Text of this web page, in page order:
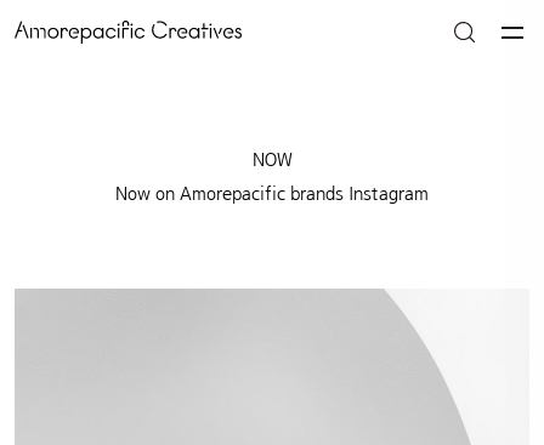
NOW
Now on Amorepacific brands Instagram